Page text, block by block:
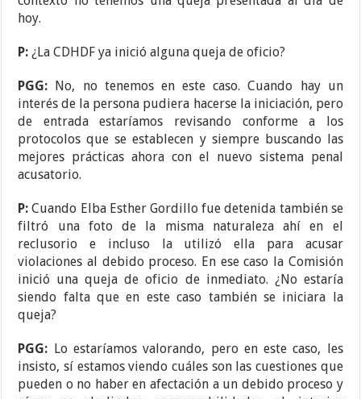
hoy.
P:¿La CDHDF ya inició alguna queja de oficio?
PGG:
No, no tenemos en este caso. Cuando hay un
interés de la persona pudiera hacerse la iniciación, pero
de entrada estaríamos revisando conforme a los
protocolos que se establecen y siempre buscando las
mejores prácticas ahora con el nuevo sistema penal
acusatorio.
P:Cuando Elba Esther Gordillo fue detenida también se
filtró una foto de la misma naturaleza ahí en el
reclusorio e incluso la utilizó ella para acusar
violaciones al debido proceso. En ese caso la Comisión
inició una queja de oficio de inmediato. ¿No estaría
siendo falta que en este caso también se iniciara la
queja?
PGG: Lo estaríamos valorando, pero en este caso, les
insisto, sí estamos viendo cuáles son las cuestiones que
pueden o no haber en afectación a un debido proceso y